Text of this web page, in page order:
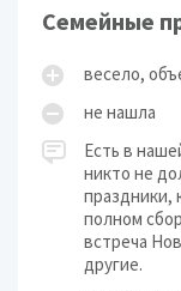
Семейные
весело,
не нашла
Есть в
никто не
праздники,
полном
встреча
другие.